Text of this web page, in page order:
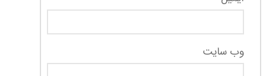
وب‌ سایت